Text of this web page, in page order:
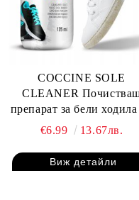
COCCINE SOLE
CLEANER Почистващ
препарат за бели ходила
обувки 125 ml
€6.99 13.67лв.
Виж детайли